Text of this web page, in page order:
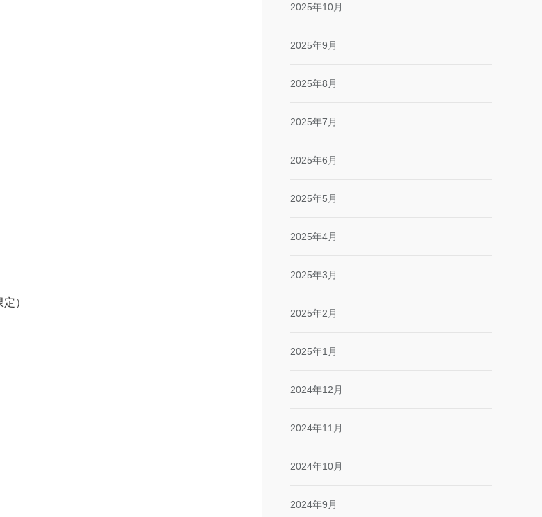
）
2025年10月
2025年9月
2025年8月
2025年7月
2025年6月
2025年5月
2025年4月
2025年3月
2025年2月
2025年1月
2024年12月
2024年11月
2024年10月
2024年9月